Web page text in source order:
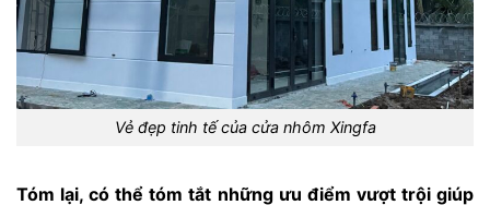
Vẻ đẹp tinh tế của cửa nhôm Xingfa
Tóm lại, có thể tóm tắt những ưu điểm vượt trội giúp